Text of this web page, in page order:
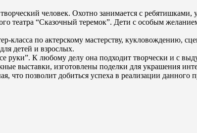
человек. Охотно занимается с ребятишками,
театра “Сказочный теремок”. Дети с особым
класса по актерскому мастерству, кукловождению,
детей и взрослых.
руки”. К любому делу она подходит творчески и с
выставки, изготовлены поделки для украшения
что позволит добиться успеха в реализации